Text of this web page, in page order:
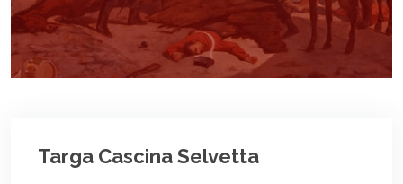
Targa Cascina Selvetta